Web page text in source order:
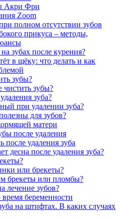
Акри Фри
Zoom
полном отсутствии зубов
прикуса – методы,
зубах после курения?
в щёку: что делать и как
зубы?
чистить зубы?
зуба?
при удалении зуба?
для зубов?
матери
после удаления
после удаления зуба
десна после удаления зуба?
или брекеты?
брекеты или пломбы?
лечение зубов?
беременности
на штифтах. В каких случаях